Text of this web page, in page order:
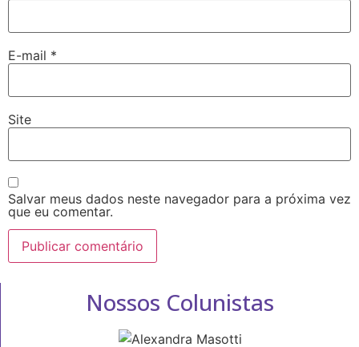
E-mail *
Site
Salvar meus dados neste navegador para a próxima vez
que eu comentar.
Nossos Colunistas